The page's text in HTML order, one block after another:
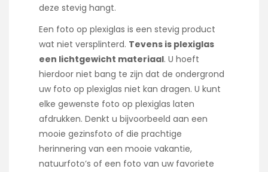
deze stevig hangt.
Een foto op plexiglas is een stevig product
wat niet versplinterd. Tevens is plexiglas
een lichtgewicht materiaal. U hoeft
hierdoor niet bang te zijn dat de ondergrond
uw foto op plexiglas niet kan dragen. U kunt
elke gewenste foto op plexiglas laten
afdrukken. Denkt u bijvoorbeeld aan een
mooie gezinsfoto of die prachtige
herinnering van een mooie vakantie,
natuurfoto’s of een foto van uw favoriete